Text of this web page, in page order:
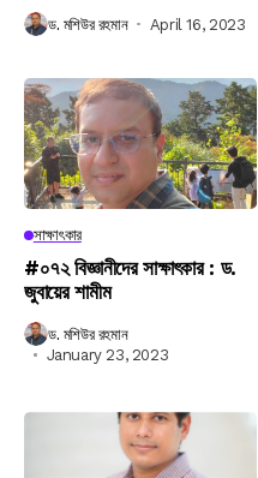
ড. মশিউর রহমান April 16, 2023
সাক্ষাৎকার
#০৭২ বিজ্ঞানীদের সাক্ষাৎকার : ড.
জুবায়ের শামীম
ড. মশিউর রহমান
January 23, 2023